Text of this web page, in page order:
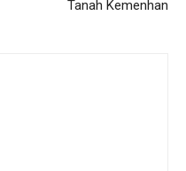
Tanah Kemenhan